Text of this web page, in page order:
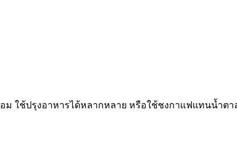
ใช้ปรุงอาหารได้หลากหลาย หรือใช้ชงกาแฟแทนน้ำ